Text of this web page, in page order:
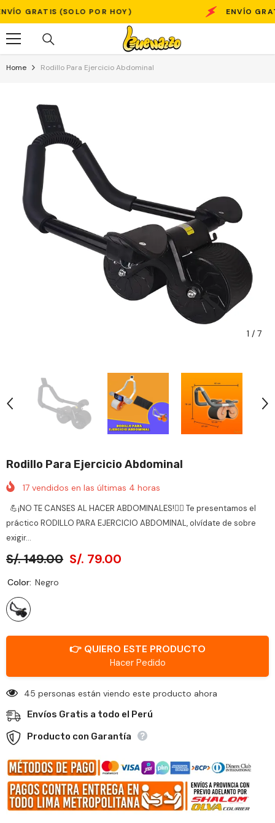
Skip To Content
POR HOY) ENVÍO GRATIS (SOLO POR
Home Rodillo Para Ejercicio Abdominal
1 / 7
Rodillo Para Ejercicio Abdominal
17 vendidos en las últimas 4 horas
💪¡NO TE CANSES AL HACER ABDOMINALES!🤸‍♀️ Te presentamos el
práctico RODILLO PARA EJERCICIO ABDOMINAL, olvídate de sobre
exigir...
S/. 149.00 S/. 79.00
Color: Negro
👉 QUIERO ESTE PRODUCTO
Hacer Pedido
45 personas están viendo este producto ahora
Envíos Gratis a todo el Perú
Producto con Garantía